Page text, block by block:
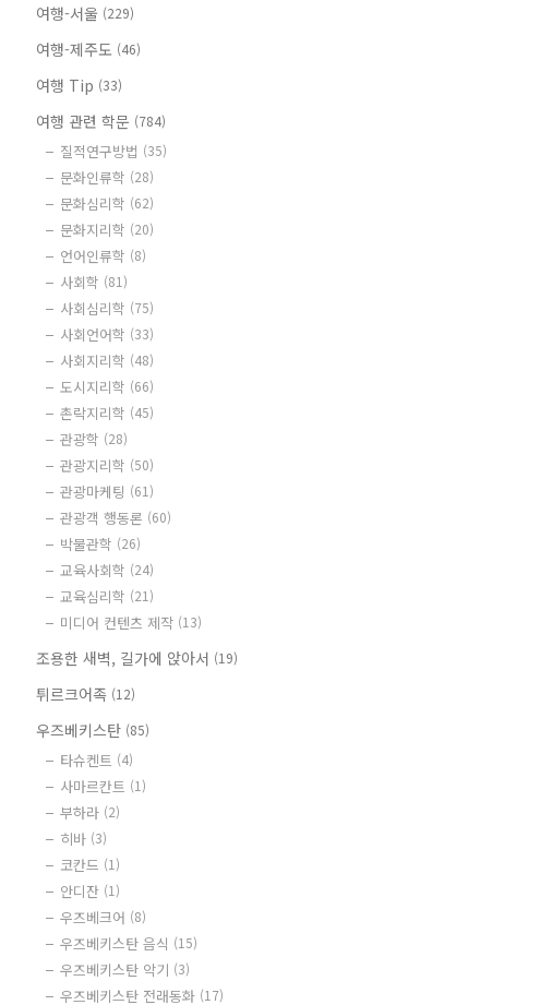
여행-서울 (229)
여행-제주도 (46)
여행 Tip (33)
여행 관련 학문 (784)
질적연구방법 (35)
문화인류학 (28)
문화심리학 (62)
문화지리학 (20)
언어인류학 (8)
사회학 (81)
사회심리학 (75)
사회언어학 (33)
사회지리학 (48)
도시지리학 (66)
촌락지리학 (45)
관광학 (28)
관광지리학 (50)
관광마케팅 (61)
관광객 행동론 (60)
박물관학 (26)
교육사회학 (24)
교육심리학 (21)
미디어 컨텐츠 제작 (13)
조용한 새벽, 길가에 앉아서 (19)
튀르크어족 (12)
우즈베키스탄 (85)
타슈켄트 (4)
사마르칸트 (1)
부하라 (2)
히바 (3)
코칸드 (1)
안디잔 (1)
우즈베크어 (8)
우즈베키스탄 음식 (15)
우즈베키스탄 악기 (3)
우즈베키스탄 전래동화 (17)